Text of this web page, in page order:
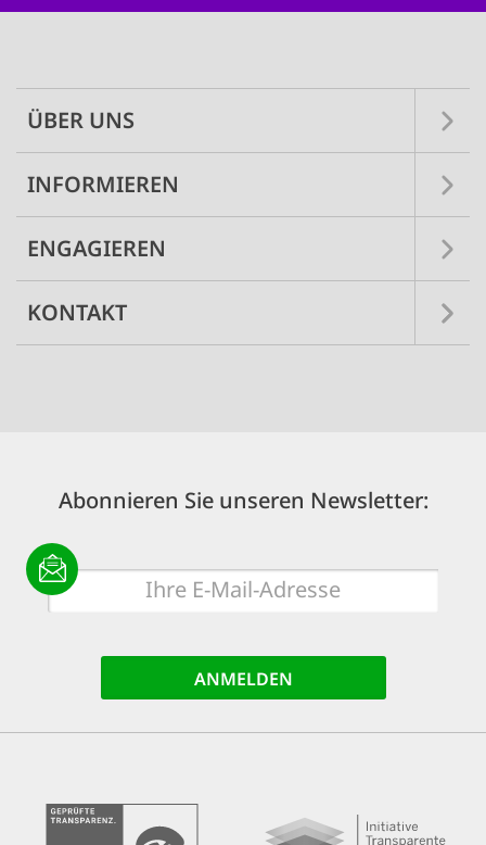
ÜBER UNS
INFORMIEREN
ENGAGIEREN
KONTAKT
Abonnieren Sie unseren Newsletter:
E-
Mail